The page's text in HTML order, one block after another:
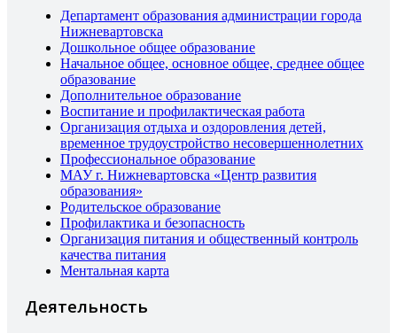
Департамент образования администрации города
Нижневартовска
Дошкольное общее образование
Начальное общее, основное общее, среднее общее
образование
Дополнительное образование
Воспитание и профилактическая работа
Организация отдыха и оздоровления детей,
временное трудоустройство несовершеннолетних
Профессиональное образование
МАУ г. Нижневартовска «Центр развития
образования»
Родительское образование
Профилактика и безопасность
Организация питания и общественный контроль
качества питания
Ментальная карта
Деятельность